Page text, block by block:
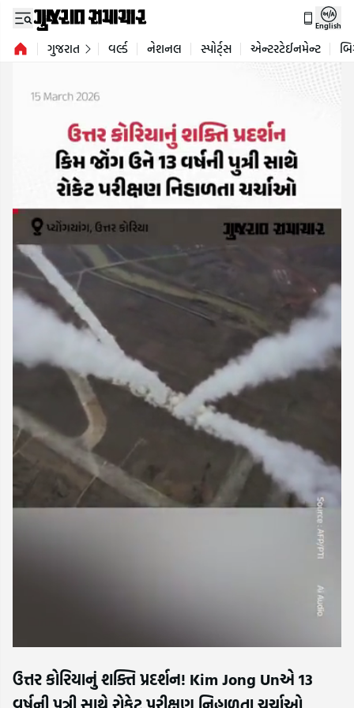
English
ગુજરાત વર્લ્ડ નેશનલ સ્પોર્ટ્સ એન્ટરટેઈનમેન્ટ
ઉત્તર કોરિયાનું શક્તિ પ્રદર્શન! Kim Jong Unએ 13